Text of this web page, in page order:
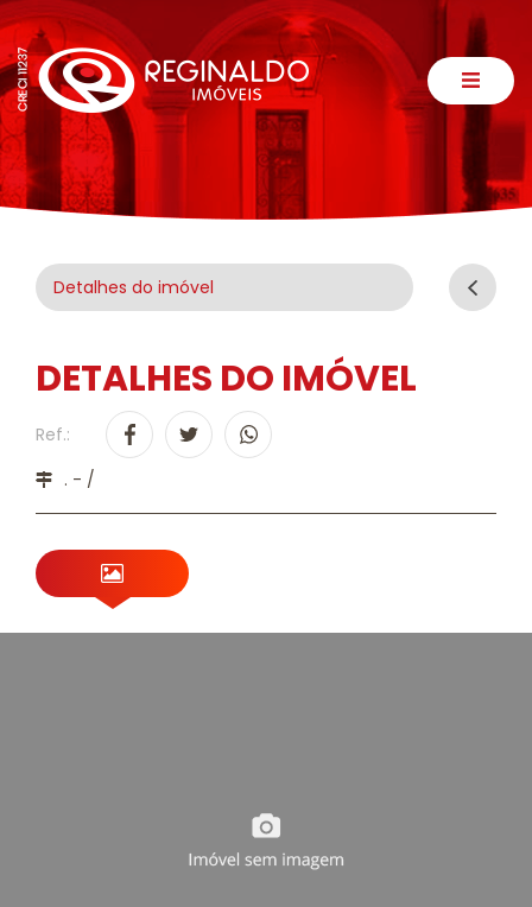
Detalhes do imóvel
DETALHES DO IMÓVEL
Ref.:
. - /